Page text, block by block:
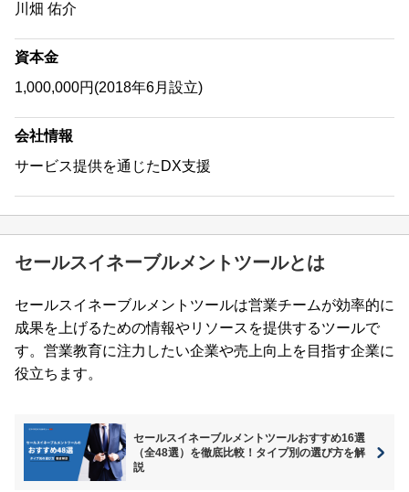
川畑 佑介
資本金
1,000,000円(2018年6月設立)
会社情報
サービス提供を通じたDX支援
セールスイネーブルメントツールとは
セールスイネーブルメントツールは営業チームが効率的に
成果を上げるための情報やリソースを提供するツールで
す。営業教育に注力したい企業や売上向上を目指す企業に
役立ちます。
セールスイネーブルメントツールおすすめ16選
（全48選）を徹底比較！タイプ別の選び方を解
説